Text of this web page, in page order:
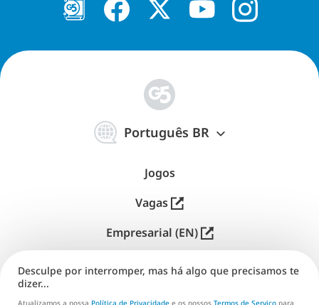
Português BR
体
中
Jogos
Vagas
Empresarial (EN)
Distribuição (EN)
Desculpe por interromper, mas há algo que precisamos te
dizer...
Atualizamos a nossa Política de Privacidade e os nossos Termos de Serviço para